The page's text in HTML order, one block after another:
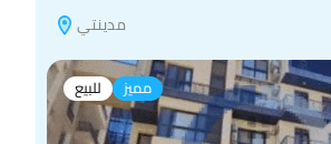
مدينتي
للبيع مميز